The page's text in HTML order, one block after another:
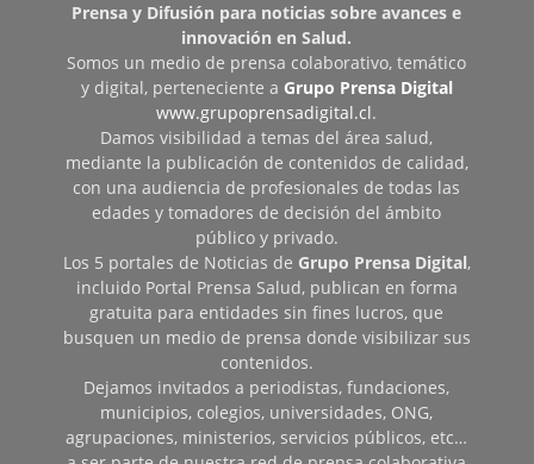
Prensa y Difusión para noticias sobre avances e
innovación en Salud.
Somos un medio de prensa colaborativo, temático
y digital, perteneciente a Grupo Prensa Digital
www.grupoprensadigital.cl.
Damos visibilidad a temas del área salud,
mediante la publicación de contenidos de calidad,
con una audiencia de profesionales de todas las
edades y tomadores de decisión del ámbito
público y privado.
Los 5 portales de Noticias de Grupo Prensa Digital,
incluido Portal Prensa Salud, publican en forma
gratuita para entidades sin fines lucros, que
busquen un medio de prensa donde visibilizar sus
contenidos.
Dejamos invitados a periodistas, fundaciones,
municipios, colegios, universidades, ONG,
agrupaciones, ministerios, servicios públicos, etc…